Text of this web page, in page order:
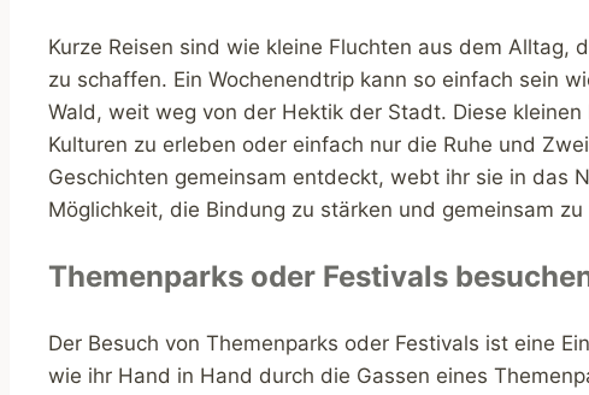
Kurze Reisen sind wie kleine Fluchten aus dem Alltag,
zu schaffen. Ein Wochenendtrip kann so einfach sein
Wald, weit weg von der Hektik der Stadt. Diese
Kulturen zu erleben oder einfach nur die Ruhe und
Geschichten gemeinsam entdeckt, webt ihr sie in das
Möglichkeit, die Bindung zu stärken und gemeinsam zu
Themenparks oder Festivals
Der Besuch von Themenparks oder Festivals ist eine
wie ihr Hand in Hand durch die Gassen eines